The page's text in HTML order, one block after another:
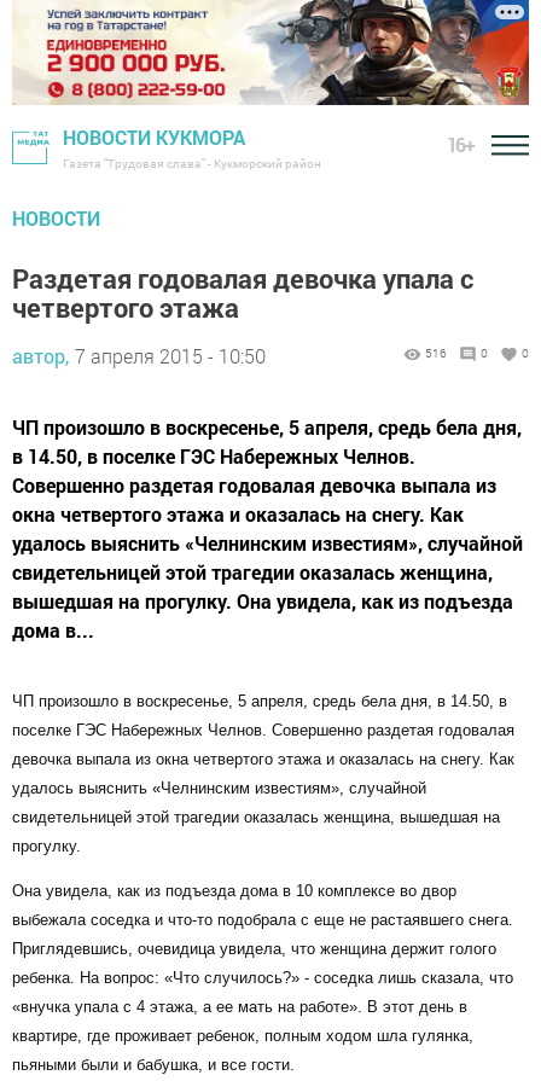
НОВОСТИ КУКМОРА
Газета "Трудовая слава" - Кукморский район
16+
НОВОСТИ
Раздетая годовалая девочка упала с
четвертого этажа
автор, 7 апреля 2015 - 10:50 516 0 0
ЧП произошло в воскресенье, 5 апреля, средь бела дня,
в 14.50, в поселке ГЭС Набережных Челнов.
Совершенно раздетая годовалая девочка выпала из
окна четвертого этажа и оказалась на снегу. Как
удалось выяснить «Челнинским известиям», случайной
свидетельницей этой трагедии оказалась женщина,
вышедшая на прогулку. Она увидела, как из подъезда
дома в...
ЧП произошло в воскресенье, 5 апреля, средь бела дня, в 14.50, в
поселке ГЭС Набережных Челнов. Совершенно раздетая годовалая
девочка выпала из окна четвертого этажа и оказалась на снегу. Как
удалось выяснить «Челнинским известиям», случайной
свидетельницей этой трагедии оказалась женщина, вышедшая на
прогулку.
Она увидела, как из подъезда дома в 10 комплексе во двор
выбежала соседка и что-то подобрала с еще не растаявшего снега.
Приглядевшись, очевидица увидела, что женщина держит голого
ребенка. На вопрос: «Что случилось?» - соседка лишь сказала, что
«внучка упала с 4 этажа, а ее мать на работе». В этот день в
квартире, где проживает ребенок, полным ходом шла гулянка,
пьяными были и бабушка, и все гости.